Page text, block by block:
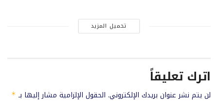
تحميل المزيد
اترك تعليقاً
لن يتم نشر عنوان بريدك الإلكتروني. الحقول الإلزامية مشار إليها بـ *